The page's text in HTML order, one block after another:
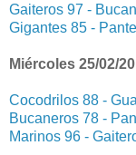
Gaiteros 97 -
Gigantes 85 -
Miércoles 25/02/
Cocodrilos 88 -
Bucaneros 78 -
Marinos 96 -